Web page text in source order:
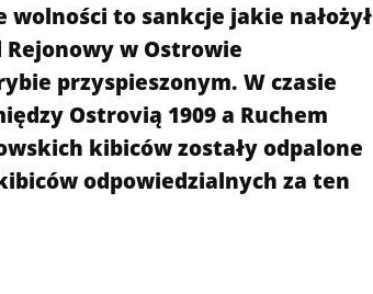
to sankcje jakie nałożył
w Ostrowie
przyspieszonym. W czasie
Ostrovią 1909 a Ruchem
kibiców zostały odpalone
odpowiedzialnych za ten